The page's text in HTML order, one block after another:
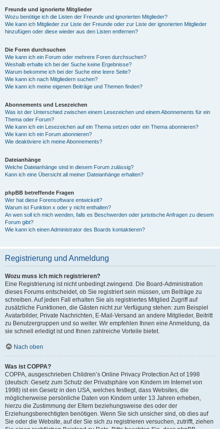
Freunde und ignorierte Mitglieder
Wozu benötige ich die Listen der Freunde und ignorierten Mitglieder?
Wie kann ich Mitglieder zur Liste der Freunde oder zur Liste der ignorierten Mitglieder
hinzufügen oder diese wieder aus den Listen entfernen?
Die Foren durchsuchen
Wie kann ich ein Forum oder mehrere Foren durchsuchen?
Weshalb erhalte ich bei der Suche keine Ergebnisse?
Warum bekomme ich bei der Suche eine leere Seite?
Wie kann ich nach Mitgliedern suchen?
Wie kann ich meine eigenen Beiträge und Themen finden?
Abonnements und Lesezeichen
Was ist der Unterschied zwischen einem Lesezeichen und einem Abonnements für ein
Thema oder Forum?
Wie kann ich ein Lesezeichen auf ein Thema setzen oder ein Thema abonnieren?
Wie kann ich ein Forum abonnieren?
Wie deaktiviere ich meine Abonnements?
Dateianhänge
Welche Dateianhänge sind in diesem Forum zulässig?
Kann ich eine Übersicht all meiner Dateianhänge erhalten?
phpBB betreffende Fragen
Wer hat diese Forensoftware entwickelt?
Warum ist Funktion x oder y nicht enthalten?
An wen soll ich mich wenden, falls es Beschwerden oder juristische Anfragen zu diesem
Forum gibt?
Wie kann ich einen Administrator des Boards kontaktieren?
Registrierung und Anmeldung
Wozu muss ich mich registrieren?
Eine Registrierung ist nicht unbedingt zwingend. Die Board-Administration
dieses Forums entscheidet, ob Sie registriert sein müssen, um Beiträge zu
schreiben. Auf jeden Fall erhalten Sie als registriertes Mitglied Zugriff auf
zusätzliche Funktionen, die Gästen nicht zur Verfügung stehen: zum Beispiel
Avatarbilder, Private Nachrichten, E-Mail-Versand an andere Mitglieder, Beitritt
zu Benutzergruppen und so weiter. Wir empfehlen Ihnen eine Anmeldung, da
sie schnell erledigt ist und Ihnen zahlreiche Vorteile bietet.
Nach oben
Was ist COPPA?
COPPA, ausgeschrieben Children’s Online Privacy Protection Act of 1998
(deutsch: Gesetz zum Schutz der Privatsphäre von Kindern im Internet von
1998) ist ein Gesetz in den USA, welches festlegt, dass Websites, die
möglicherweise persönliche Daten von Kindern unter 13 Jahren erheben,
hierzu die Zustimmung der Eltern beziehungsweise des oder der
Erziehungsberechtigten benötigen. Wenn Sie sich unsicher sind, ob dies auf
Sie oder die Website, auf der Sie sich zu registrieren versuchen, zutrifft, ziehen